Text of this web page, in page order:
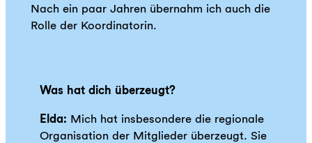
Nach ein paar Jahren übernahm ich auch die
Rolle der Koordinatorin.
Was hat dich überzeugt?
Elda: Mich hat insbesondere die regionale
Organisation der Mitglieder überzeugt. Sie